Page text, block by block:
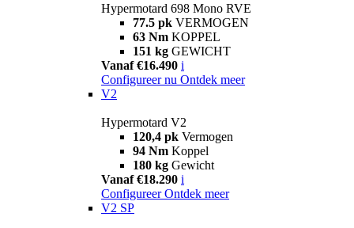
Hypermotard 698 Mono RVE
77.5 pk VERMOGEN
63 Nm KOPPEL
151 kg GEWICHT
Vanaf €16.490 i
Configureer nu Ontdek meer
V2
Hypermotard V2
120,4 pk Vermogen
94 Nm Koppel
180 kg Gewicht
Vanaf €18.290 i
Configureer Ontdek meer
V2 SP